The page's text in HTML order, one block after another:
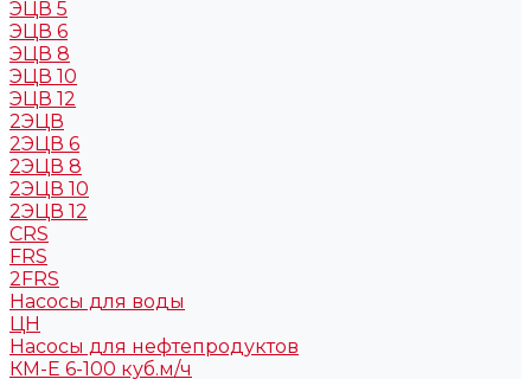
ЭЦВ 5
ЭЦВ 6
ЭЦВ 8
ЭЦВ 10
ЭЦВ 12
2ЭЦВ
2ЭЦВ 6
2ЭЦВ 8
2ЭЦВ 10
2ЭЦВ 12
CRS
FRS
2FRS
Насосы для воды
ЦН
Насосы для нефтепродуктов
КМ-Е 6-100 куб.м/ч